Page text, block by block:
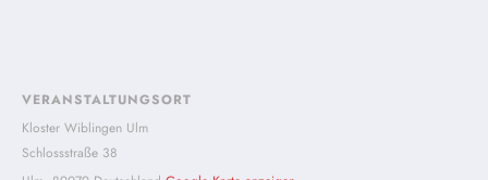
VERANSTALTUNGSORT
Kloster Wiblingen Ulm
Schlossstraße 38